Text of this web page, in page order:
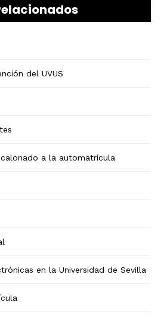
del UVUS
a la automatrícula
en la Universidad de Sevilla